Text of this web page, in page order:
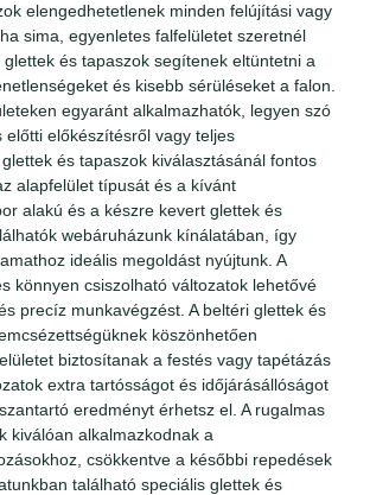
elengedhetetlenek minden felújítási vagy
sima, egyenletes falfelületet szeretnél
glettek és tapaszok segítenek eltüntetni a
és kisebb sérüléseket a falon.
egyaránt alkalmazhatók, legyen szó
előtti előkészítésről vagy teljes
és tapaszok kiválasztásánál fontos
alapfelület típusát és a kívánt
alakú és a készre kevert glettek és
webáruházunk kínálatában, így
ideális megoldást nyújtunk. A
könnyen csiszolható változatok lehetővé
precíz munkavégzést. A beltéri glettek és
köszönhetően
biztosítanak a festés vagy tapétázás
extra tartósságot és időjárásállóságot
eredményt érhetsz el. A rugalmas
kiválóan alkalmazkodnak a
csökkentve a későbbi repedések
található speciális glettek és